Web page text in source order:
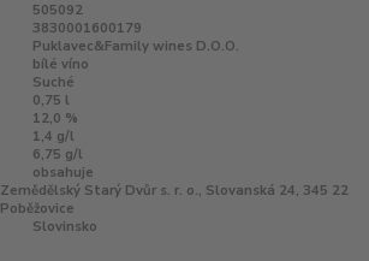
505092
3830001600179
Puklavec&Family wines D.O.O.
bílé víno
Suché
0,75 l
12,0 %
1,4 g/l
6,75 g/l
obsahuje
Zemědělský Starý Dvůr s. r. o., Slovanská 24, 345 22
Poběžovice
Slovinsko